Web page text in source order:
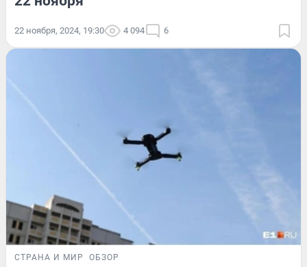
22 ноября, 2024, 19:30 4 094 6
СТРАНА И МИР ОБЗОР